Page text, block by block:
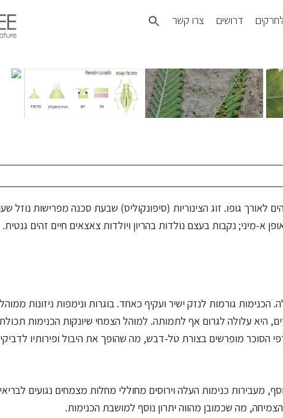
דרושים צרו קשר Search
for:
לאורך גופו. זוג הצינוריות (סיפונקוליס) שבעת סכנה מפרישות נוזל
א-מיני; נקבות בעצם נולדות בהריון ויולדות צאצאים חיים זהים גנטית.
גורמות לנזק ישיר ועקיף כאחד. בוגרות ונימפות ניזונות
היא עלולה לגרום אף לתמותה. למוהל הצמחי שיונקות הכנימות
הסוכר מופרשים בצורת טל-דבש, מה שהופך את היבול ופירותיו
מעבירות כנימות העלה וירוסים מחוללי מחלות מצמחים נגועים